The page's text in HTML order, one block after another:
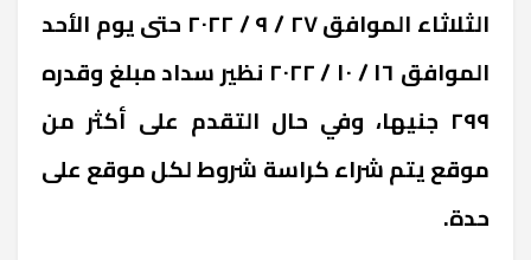
الثلاثاء الموافق ٢٧ / ٩ / ٢٠٢٢ حتى يوم الأحد
الموافق ١٦ / ١٠ / ٢٠٢٢ نظير سداد مبلغ وقدره
٢٩٩ جنيها، وفي حال التقدم على أكثر من
موقع يتم شراء كراسة شروط لكل موقع على
حدة.